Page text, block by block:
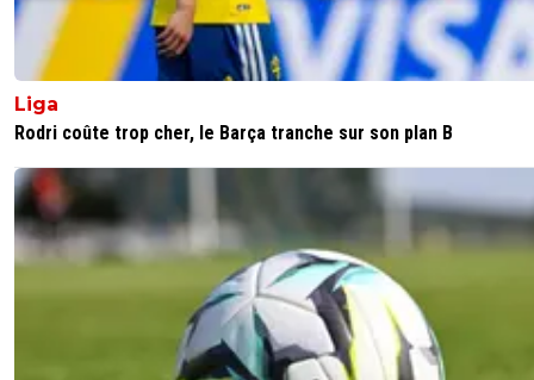
Pas moi. Je veux que Vinicius est le BO ça
message que quand on se dépouille. Qu'on
tâches défensives et qu'on sonne la révolte en vrai
leader quand ton club est dans le mal tu finis
0 Répondre
Qui est Mklaqué ? Peu importe tu me diras
pense que vinicius mérite le ballon d'Or .
Répondre
on-ta-reimser-chez-nous 28 octobre 2024 à 10:32
Liga
Rodri coûte trop cher, le Barça tranche sur son plan B